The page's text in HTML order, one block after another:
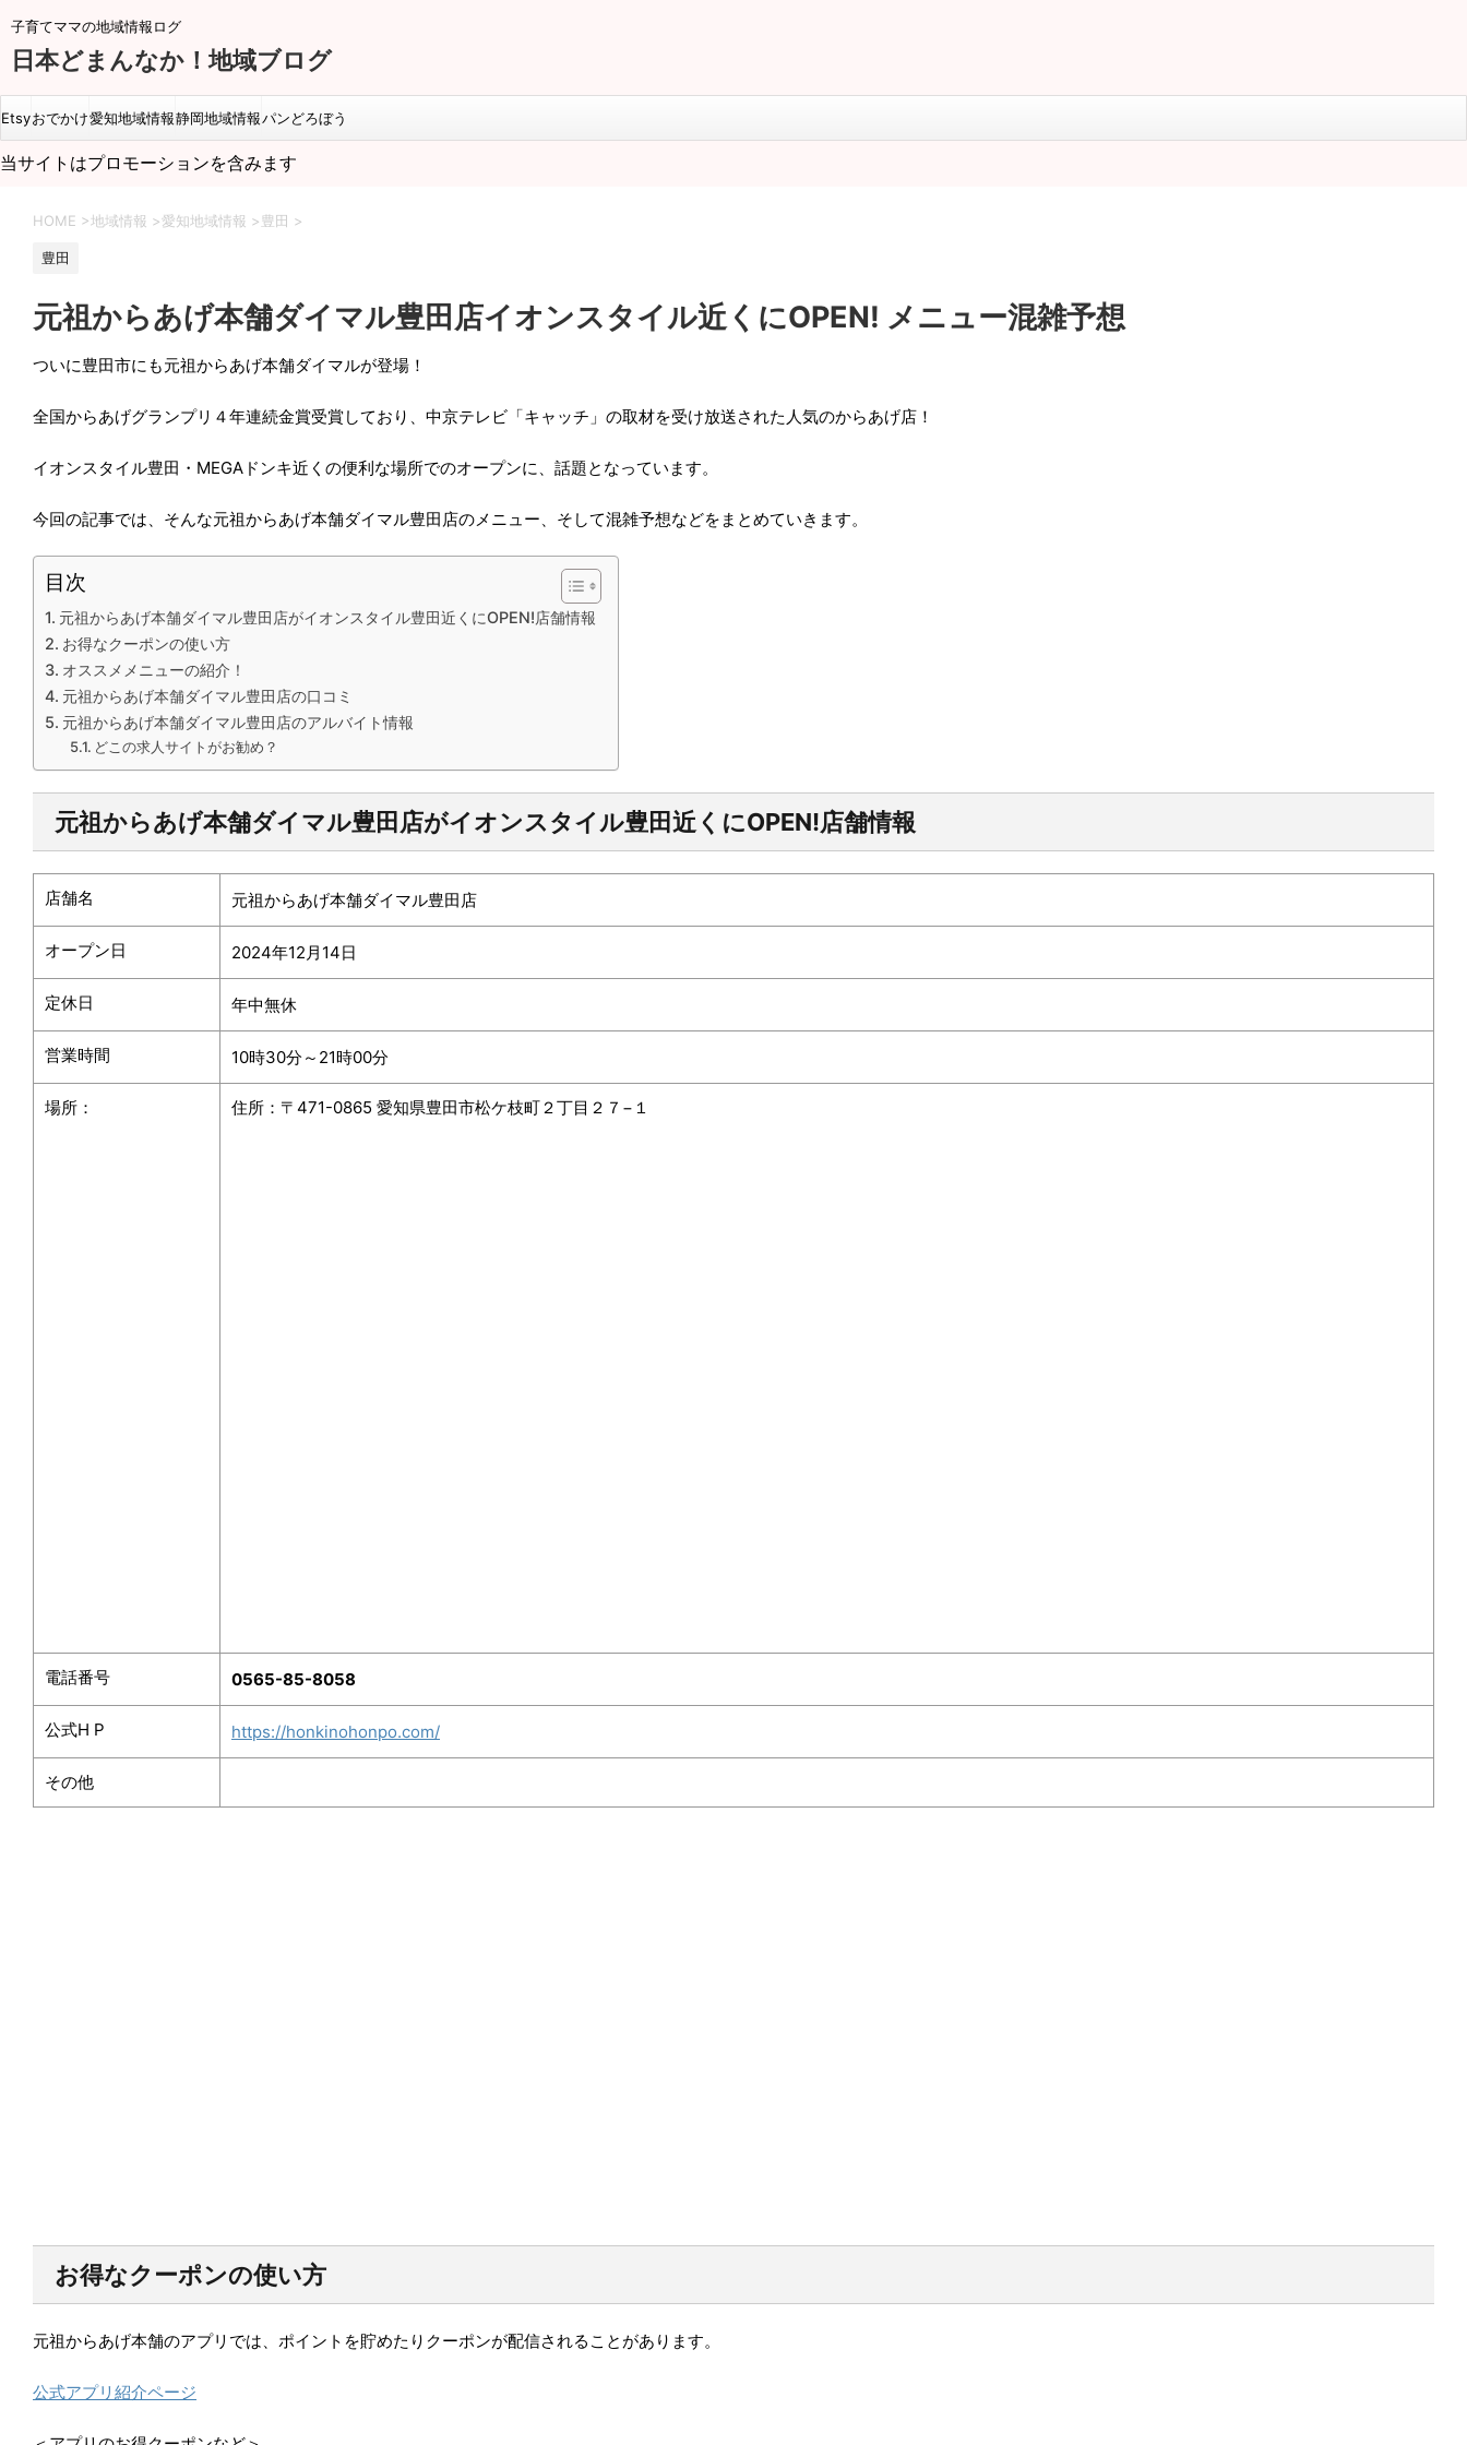
子育てママの地域情報ログ
日本どまんなか！地域ブログ
Etsyおでかけ愛知地域情報静岡地域情報パンどろぼう
当サイトはプロモーションを含みます
HOME >地域情報 >愛知地域情報 >豊田 >
豊田
元祖からあげ本舗ダイマル豊田店イオンスタイル近くにOPEN! メニュー混雑予想
ついに豊田市にも元祖からあげ本舗ダイマルが登場！
全国からあげグランプリ４年連続金賞受賞しており、 中京テレビ「キャッチ」の取材を受け放送された人気のからあげ店！
イオンスタイル豊田・MEGAドンキ近くの便利な場所でのオープンに、話題となっています。
今回の記事では、そんな元祖からあげ本舗ダイマル豊田店のメニュー、そして混雑予想などをまとめていきます。
目次
元祖からあげ本舗ダイマル豊田店がイオンスタイル豊田近くにOPEN!店舗情報
お得なクーポンの使い方
オススメメニューの紹介！
元祖からあげ本舗ダイマル豊田店の口コミ
元祖からあげ本舗ダイマル豊田店のアルバイト情報
どこの求人サイトがお勧め？
元祖からあげ本舗ダイマル豊田店がイオンスタイル豊田近くにOPEN!店舗情報
店舗名 元祖からあげ本舗ダイマル豊田店
オープン日 2024年12月14日
定休日 年中無休
営業時間 10時30分～21時00分
場所： 住所： 〒471-0865 愛知県豊田市松ケ枝町２丁目２７−１
電話番号 0565-85-8058
公式H P https://honkinohonpo.com/
その他
お得なクーポンの使い方
元祖からあげ本舗のアプリでは、ポイントを貯めたりクーポンが配信されることがあります。
公式アプリ紹介ページ